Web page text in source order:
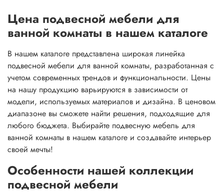
Цена подвесной мебели для
ванной комнаты в нашем каталоге
В нашем каталоге представлена широкая линейка
подвесной мебели для ванной комнаты, разработанная с
учетом современных трендов и функциональности. Цены
на нашу продукцию варьируются в зависимости от
модели, используемых материалов и дизайна. В ценовом
диапазоне вы сможете найти решения, подходящие для
любого бюджета. Выбирайте подвесную мебель для
ванной комнаты в нашем каталоге и создавайте интерьер
своей мечты!
Особенности нашей коллекции
подвесной мебели